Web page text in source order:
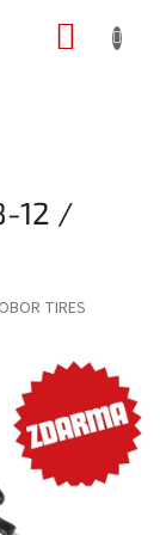
12 /
OBOR TIRES